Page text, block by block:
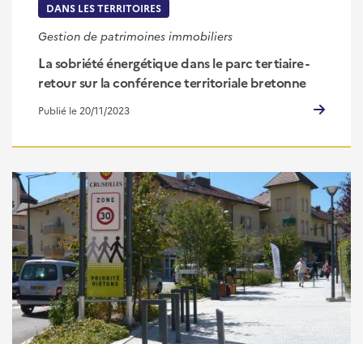
DANS LES TERRITOIRES
Gestion de patrimoines immobiliers
La sobriété énergétique dans le parc tertiaire -
retour sur la conférence territoriale bretonne
Publié le 20/11/2023